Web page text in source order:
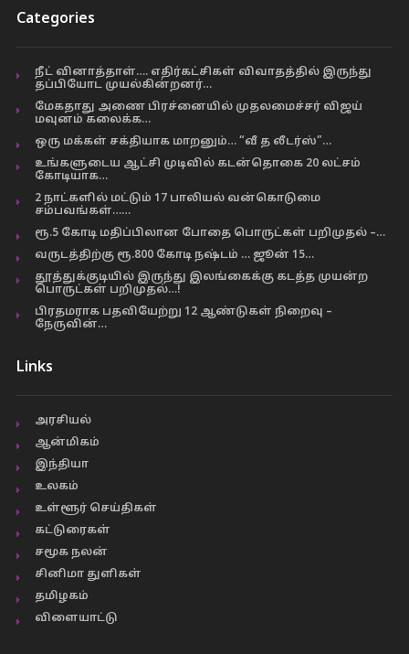
Categories
நீட் வினாத்தாள்…. எதிர்கட்சிகள் விவாதத்தில் இருந்து
தப்பியோட முயல்கின்றனர்…
மேகதாது அணை பிரச்னையில் முதலமைச்சர் விஜய்
மவுனம் கலைக்க…
ஒரு மக்கள் சக்தியாக மாறனும்… “வீ த லீடர்ஸ்”…
உங்களுடைய ஆட்சி முடிவில் கடன்தொகை 20 லட்சம்
கோடியாக…
2 நாட்களில் மட்டும் 17 பாலியல் வன்கொடுமை
சம்பவங்கள்……
ரூ.5 கோடி மதிப்பிலான போதை பொருட்கள் பறிமுதல் –…
வருடத்திற்கு ரூ.800 கோடி நஷ்டம் … ஜூன் 15…
தூத்துக்குடியில் இருந்து இலங்கைக்கு கடத்த முயன்ற
பொருட்கள் பறிமுதல்…!
பிரதமராக பதவியேற்று 12 ஆண்டுகள் நிறைவு –
நேருவின்…
Links
அரசியல்
ஆன்மிகம்
இந்தியா
உலகம்
உள்ளூர் செய்திகள்
கட்டுரைகள்
சமூக நலன்
சினிமா துளிகள்
தமிழகம்
விளையாட்டு